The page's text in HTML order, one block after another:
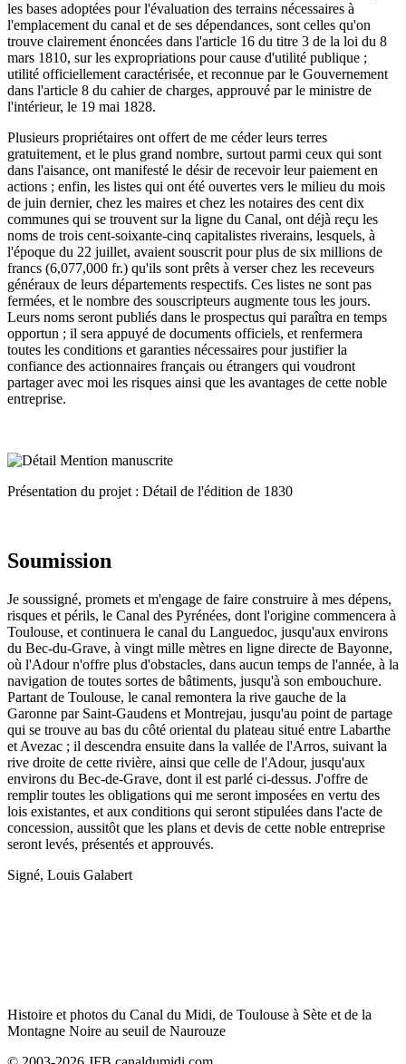
les bases adoptées pour l'évaluation des terrains nécessaires à
l'emplacement du canal et de ses dépendances, sont celles qu'on
trouve clairement énoncées dans l'article 16 du titre 3 de la loi du 8
mars 1810, sur les expropriations pour cause d'utilité publique ;
utilité officiellement caractérisée, et reconnue par le Gouvernement
dans l'article 8 du cahier de charges, approuvé par le ministre de
l'intérieur, le 19 mai 1828.
Plusieurs propriétaires ont offert de me céder leurs terres
gratuitement, et le plus grand nombre, surtout parmi ceux qui sont
dans l'aisance, ont manifesté le désir de recevoir leur paiement en
actions ; enfin, les listes qui ont été ouvertes vers le milieu du mois
de juin dernier, chez les maires et chez les notaires des cent dix
communes qui se trouvent sur la ligne du Canal, ont déjà reçu les
noms de trois cent-soixante-cinq capitalistes riverains, lesquels, à
l'époque du 22 juillet, avaient souscrit pour plus de six millions de
francs (6,077,000 fr.) qu'ils sont prêts à verser chez les receveurs
généraux de leurs départements respectifs. Ces listes ne sont pas
fermées, et le nombre des souscripteurs augmente tous les jours.
Leurs noms seront publiés dans le prospectus qui paraîtra en temps
opportun ; il sera appuyé de documents officiels, et renfermera
toutes les conditions et garanties nécessaires pour justifier la
confiance des actionnaires français ou étrangers qui voudront
partager avec moi les risques ainsi que les avantages de cette noble
entreprise.
Présentation du projet : Détail de l'édition de 1830
Soumission
Je soussigné, promets et m'engage de faire construire à mes dépens,
risques et périls, le Canal des Pyrénées, dont l'origine commencera à
Toulouse, et continuera le canal du Languedoc, jusqu'aux environs
du Bec-du-Grave, à vingt mille mètres en ligne directe de Bayonne,
où l'Adour n'offre plus d'obstacles, dans aucun temps de l'année, à la
navigation de toutes sortes de bâtiments, jusqu'à son embouchure.
Partant de Toulouse, le canal remontera la rive gauche de la
Garonne par Saint-Gaudens et Montrejau, jusqu'au point de partage
qui se trouve au bas du côté oriental du plateau situé entre Labarthe
et Avezac ; il descendra ensuite dans la vallée de l'Arros, suivant la
rive droite de cette rivière, ainsi que celle de l'Adour, jusqu'aux
environs du Bec-de-Grave, dont il est parlé ci-dessus. J'offre de
remplir toutes les obligations qui me seront imposées en vertu des
lois existantes, et aux conditions qui seront stipulées dans l'acte de
concession, aussitôt que les plans et devis de cette noble entreprise
seront levés, présentés et approuvés.
Signé, Louis Galabert
Histoire et photos du Canal du Midi, de Toulouse à Sète et de la
Montagne Noire au seuil de Naurouze